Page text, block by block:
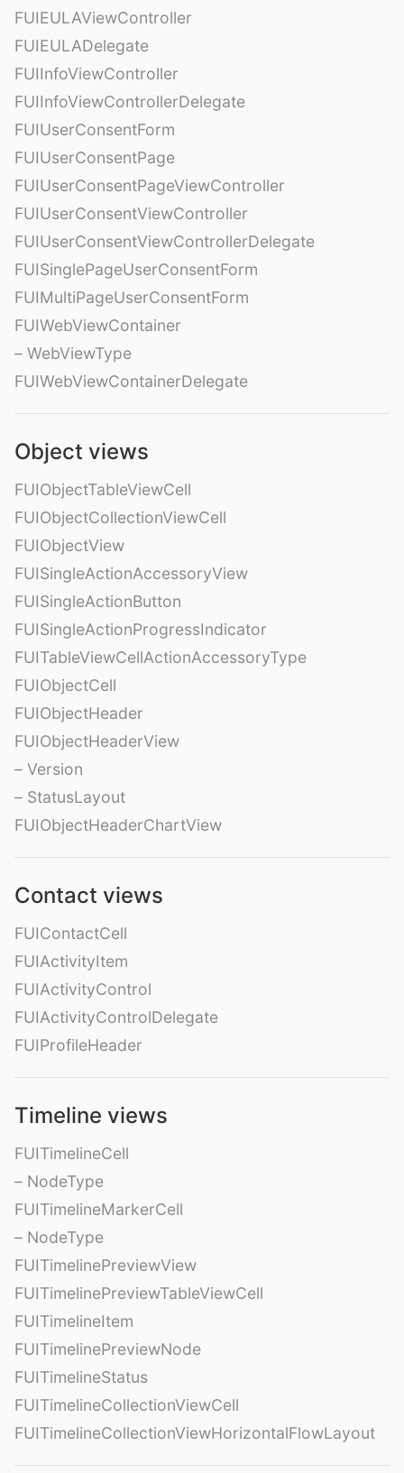
FUIEULAViewController
FUIEULADelegate
FUIInfoViewController
FUIInfoViewControllerDelegate
FUIUserConsentForm
FUIUserConsentPage
FUIUserConsentPageViewController
FUIUserConsentViewController
FUIUserConsentViewControllerDelegate
FUISinglePageUserConsentForm
FUIMultiPageUserConsentForm
FUIWebViewContainer
– WebViewType
FUIWebViewContainerDelegate
Object views
FUIObjectTableViewCell
FUIObjectCollectionViewCell
FUIObjectView
FUISingleActionAccessoryView
FUISingleActionButton
FUISingleActionProgressIndicator
FUITableViewCellActionAccessoryType
FUIObjectCell
FUIObjectHeader
FUIObjectHeaderView
– Version
– StatusLayout
FUIObjectHeaderChartView
Contact views
FUIContactCell
FUIActivityItem
FUIActivityControl
FUIActivityControlDelegate
FUIProfileHeader
Timeline views
FUITimelineCell
– NodeType
FUITimelineMarkerCell
– NodeType
FUITimelinePreviewView
FUITimelinePreviewTableViewCell
FUITimelineItem
FUITimelinePreviewNode
FUITimelineStatus
FUITimelineCollectionViewCell
FUITimelineCollectionViewHorizontalFlowLayout